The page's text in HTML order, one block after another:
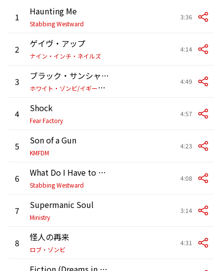
1 Haunting Me
Stabbing Westward
3:36
2 ゲイヴ・アップ
ナイン・インチ・ネイルズ
4:14
3
ブラック・サンシャイン
ホ
ワイト・ゾンビ/イギー・ポップ
4:49
4 Shock
Fear Factory
4:57
5 Son of a Gun
KMFDM
4:23
6 What Do I Have to Do (Re-Recorded)
Stabbing Westward
4:08
7 Supermanic Soul
Ministry
3:14
8 怪人の再来
ロブ・ゾンビ
4:31